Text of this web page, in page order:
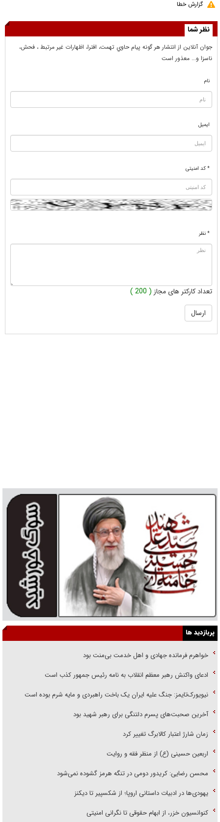
گزارش خطا
نظر شما
جوان آنلاين از انتشار هر گونه پيام حاوي تهمت، افترا، اظهارات غير مرتبط ، فحش،
ناسزا و... معذور است
نام
ایمیل
* کد امنیتی
* نظر
تعداد کارکتر های مجاز ( 200 )
پربازدید ها
خواهرم فرمانده جهادی و اهل خدمت بی‌منت بود